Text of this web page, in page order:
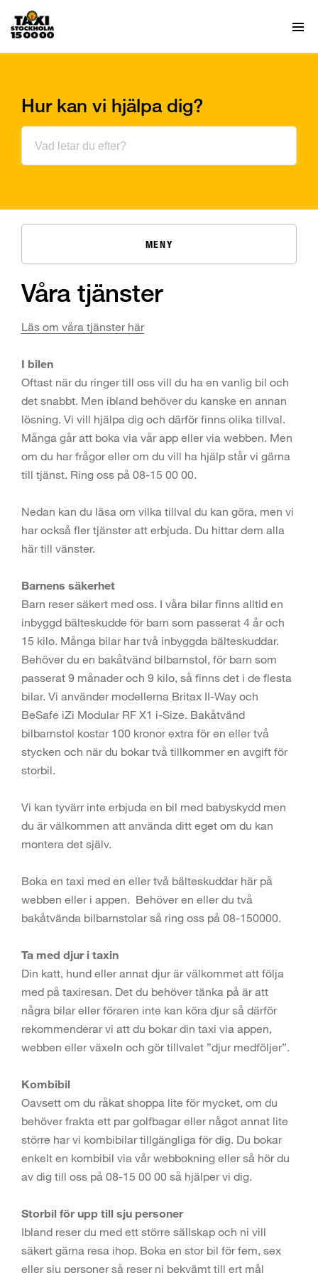
Hur kan vi hjälpa dig?
MENY
Våra tjänster
Läs om våra tjänster här
I bilen
Oftast när du ringer till oss vill du ha en vanlig bil och
det snabbt. Men ibland behöver du kanske en annan
lösning. Vi vill hjälpa dig och därför finns olika tillval.
Många går att boka via vår app eller via webben. Men
om du har frågor eller om du vill ha hjälp står vi gärna
till tjänst. Ring oss på 08-15 00 00.
Nedan kan du läsa om vilka tillval du kan göra, men vi
har också fler tjänster att erbjuda. Du hittar dem alla
här till vänster.
Barnens säkerhet
Barn reser säkert med oss. I våra bilar finns alltid en
inbyggd bälteskudde för barn som passerat 4 år och
15 kilo. Många bilar har två inbyggda bälteskuddar.
Behöver du en bakåtvänd bilbarnstol, för barn som
passerat 9 månader och 9 kilo, så finns det i de flesta
bilar. Vi använder modellerna Britax II-Way och
BeSafe iZi Modular RF X1 i-Size. Bakåtvänd
bilbarnstol kostar 100 kronor extra för en eller två
stycken och när du bokar två tillkommer en avgift för
storbil.
Vi kan tyvärr inte erbjuda en bil med babyskydd men
du är välkommen att använda ditt eget om du kan
montera det själv.
Boka en taxi med en eller två bälteskuddar här på
webben eller i appen. Behöver en eller du två
bakåtvända bilbarnstolar så ring oss på 08-150000.
Ta med djur i taxin
Din katt, hund eller annat djur är välkommet att följa
med på taxiresan. Det du behöver tänka på är att
några bilar eller föraren inte kan köra djur så därför
rekommenderar vi att du bokar din taxi via appen,
webben eller växeln och gör tillvalet ”djur medföljer”.
Kombibil
Oavsett om du råkat shoppa lite för mycket, om du
behöver frakta ett par golfbagar eller något annat lite
större har vi kombibilar tillgängliga för dig. Du bokar
enkelt en kombibil via vår webbokning eller så hör du
av dig till oss på 08-15 00 00 så hjälper vi dig.
Storbil för upp till sju personer
Ibland reser du med ett större sällskap och ni vill
säkert gärna resa ihop. Boka en stor bil för fem, sex
eller sju personer så reser ni bekvämt till ert mål